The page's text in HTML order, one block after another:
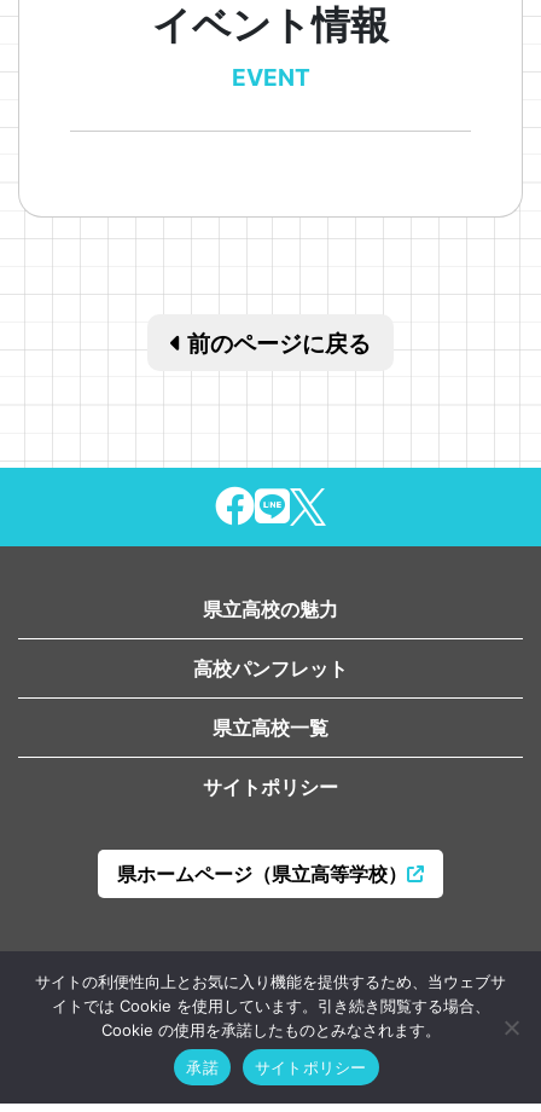
イベント情報
EVENT
前のページに戻る
県立高校の魅力
高校パンフレット
県立高校一覧
サイトポリシー
県ホームページ（県立高等学校）
山形県教育局高校教育課
〒990-8570 山形市松波二丁目8-1
Copyright © Yamagata Prefectural Government of Education All
サイトの利便性向上とお気に入り機能を提供するため、当ウェブサ
イトでは Cookie を使用しています。引き続き閲覧する場合、
Cookie の使用を承諾したものとみなされます。
承諾
サイトポリシー